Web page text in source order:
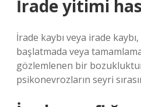
İrade yitimi
İrade kaybı veya irade
başlatmada veya
gözlemlenen bir
psikonevrozların seyri